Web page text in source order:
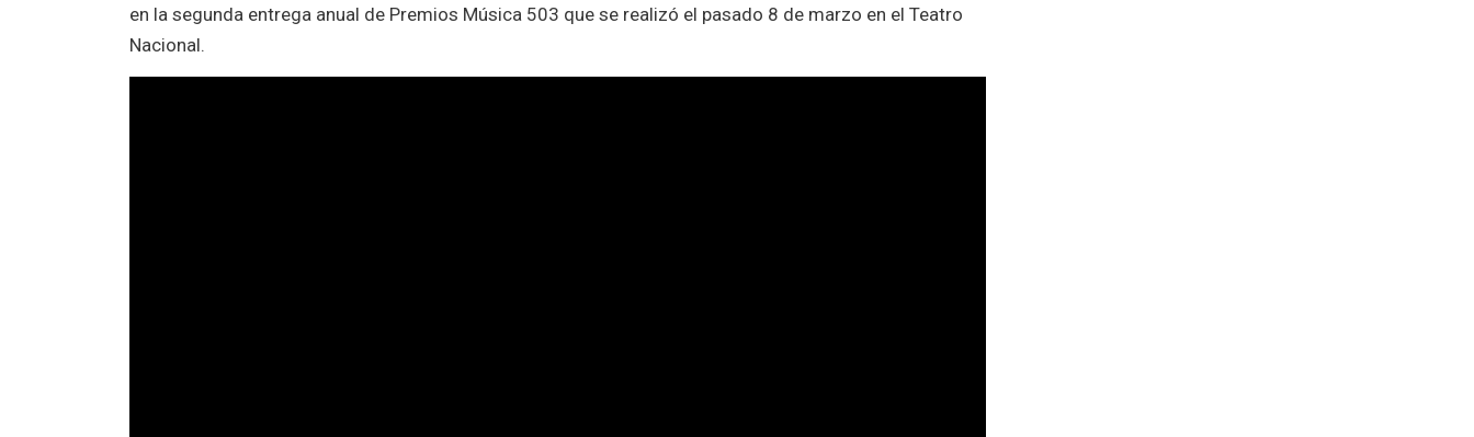
en la segunda entrega anual de Premios Música 503 que se realizó el pasado 8 de marzo en el Teatro
Nacional.